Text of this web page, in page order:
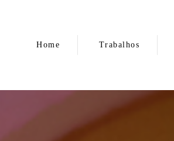
Home Trabalhos